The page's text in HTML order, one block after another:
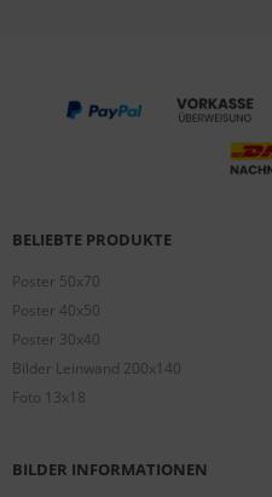
BELIEBTE PRODUKTE
Poster 50x70
Poster 40x50
Poster 30x40
Bilder Leinwand 200x140
Foto 13x18
BILDER INFORMATIONEN